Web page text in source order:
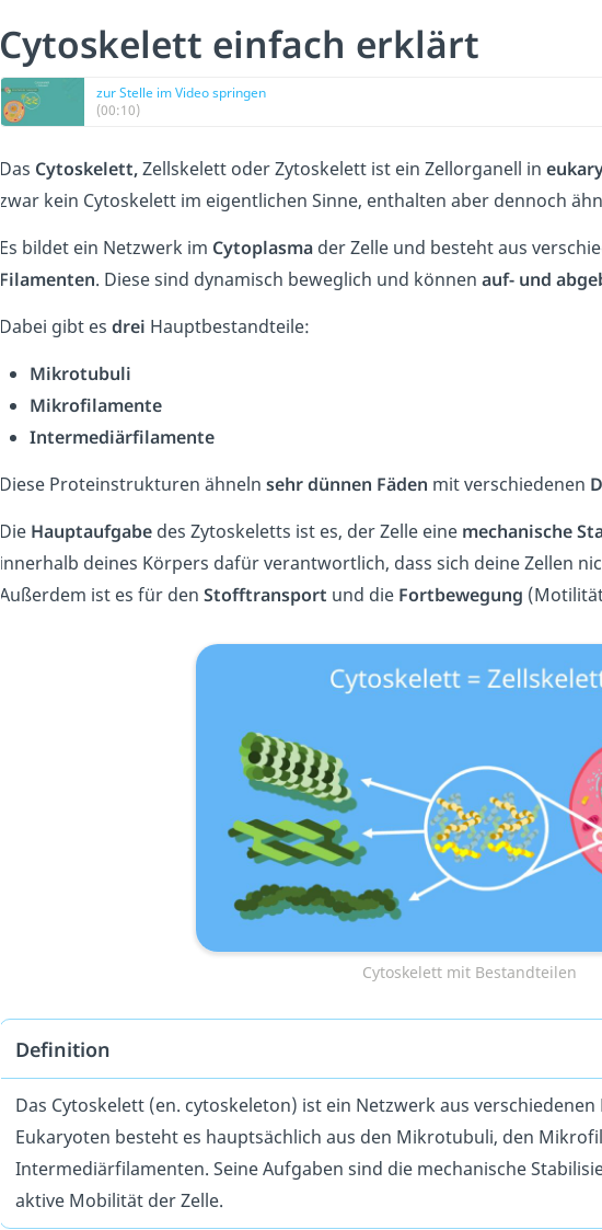
Cytoskelett einfach erklärt
zur Stelle im Video springen
(00:10)
Das Cytoskelett,Zellskelett oder Zytoskelett ist ein Zellorganell in
zwar kein Cytoskelett im eigentlichen Sinne, enthalten aber dennoch
Es bildet ein Netzwerk im Cytoplasma der Zelle und besteht aus
Filamenten. Diese sind dynamisch beweglich und können auf- und
Dabei gibt es drei Hauptbestandteile:
Mikrotubuli
Mikrofilamente
Intermediärfilamente
Diese Proteinstrukturen ähneln sehr dünnen Fäden mit verschiedenen
Die Hauptaufgabe des Zytoskeletts ist es, der Zelle eine mechanische
innerhalb deines Körpers dafür verantwortlich, dass sich deine Zellen
Außerdem ist es für den Stofftransport und die Fortbewegung
Cytoskelett mit Bestandteilen
Definition
Das Cytoskelett (en. cytoskeleton) ist ein Netzwerk aus verschiedenen
Eukaryoten besteht es hauptsächlich aus den Mikrotubuli, den
Intermediärfilamenten. Seine Aufgaben sind die mechanische
aktive Mobilität der Zelle.